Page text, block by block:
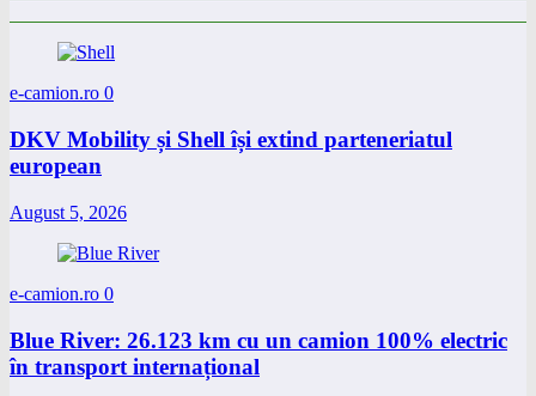
e-camion.ro 0
DKV Mobility și Shell își extind parteneriatul
european
August 5, 2026
e-camion.ro 0
Blue River: 26.123 km cu un camion 100% electric
în transport internațional